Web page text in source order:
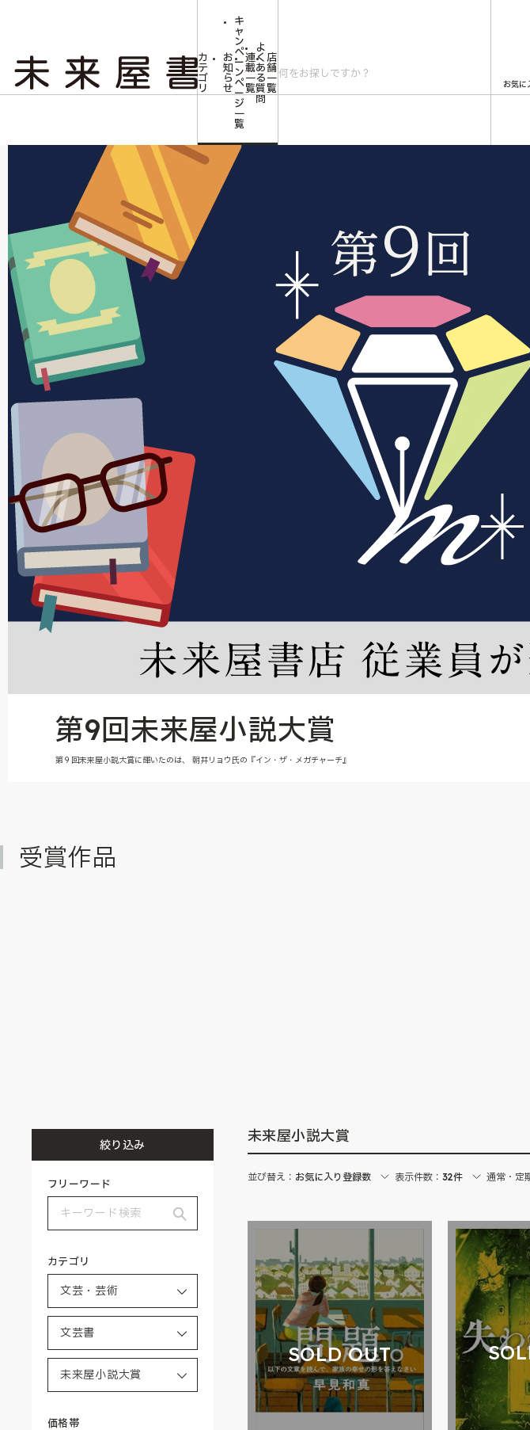
カ
テ
ゴ
リ
お
知
ら
せ
キ
ャ
ン
ペ
ー
ン
ペ
ー
ジ
一
覧
連
載
一
覧
よ
く
あ
る
質
問
店
舗
一
覧
お気に
未来屋小説大賞
第9回未来屋小説大賞
第９回未来屋小説大賞に輝いたのは、 朝井リョウ氏の『イン・ザ・メガチャーチ』
受賞作品
絞り込み
フリーワード
カテゴリ
価格帯
未来屋小説大賞
並び替え： お気に入り登録数 表示件数： 32件 通常・定
SOLD OUT